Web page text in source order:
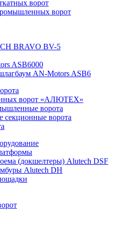
ворот
ворот
BRAVO BV-5
ASB6000
AN-Motors ASB6
ворот «АЛЮТЕХ»
ворота
ворота
(докшелтеры) Alutech DSF
Alutech DH